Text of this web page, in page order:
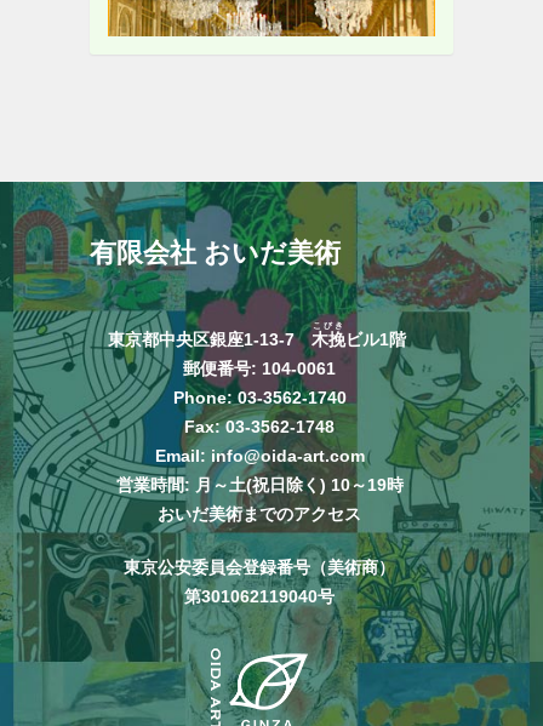
有限会社 おいだ美術
東京都中央区銀座1-13-7木挽
こびき
ビル1階
郵便番号: 104-0061
Phone: 03-3562-1740
Fax: 03-3562-1748
Email: info@oida-art.com
営業時間: 月～土(祝日除く) 10～19時
おいだ美術までのアクセス
東京公安委員会登録番号（美術商）
第301062119040号